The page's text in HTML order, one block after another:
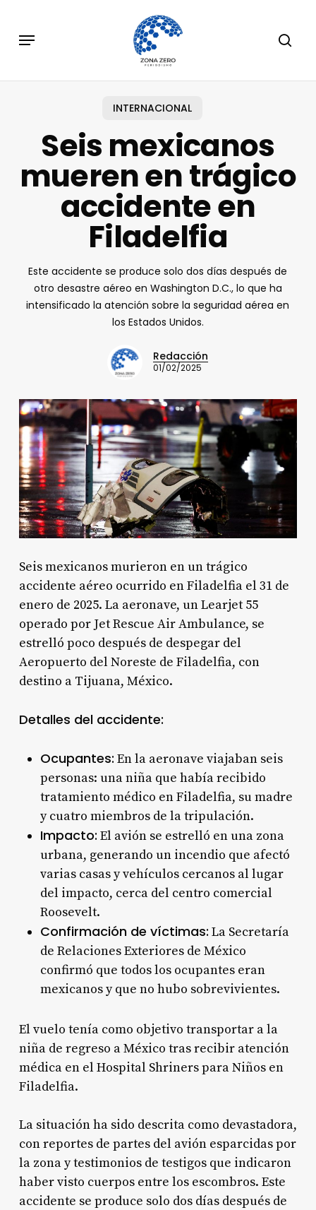
main
Menu
INTERNACIONAL
Seis mexicanos
mueren en trágico
accidente en
Filadelfia
Este accidente se produce solo dos días después de
otro desastre aéreo en Washington D.C., lo que ha
intensificado la atención sobre la seguridad aérea en
los Estados Unidos.
Redacción
01/02/2025
Seis mexicanos murieron en un trágico
accidente aéreo ocurrido en Filadelfia el 31 de
enero de 2025. La aeronave, un Learjet 55
operado por Jet Rescue Air Ambulance, se
estrelló poco después de despegar del
Aeropuerto del Noreste de Filadelfia, con
destino a Tijuana, México.
Detalles del accidente:
Ocupantes: En la aeronave viajaban seis
personas: una niña que había recibido
tratamiento médico en Filadelfia, su madre
y cuatro miembros de la tripulación.
Impacto: El avión se estrelló en una zona
urbana, generando un incendio que afectó
varias casas y vehículos cercanos al lugar
del impacto, cerca del centro comercial
Roosevelt.
Confirmación de víctimas: La Secretaría
de Relaciones Exteriores de México
confirmó que todos los ocupantes eran
mexicanos y que no hubo sobrevivientes.
El vuelo tenía como objetivo transportar a la
niña de regreso a México tras recibir atención
médica en el Hospital Shriners para Niños en
Filadelfia.
La situación ha sido descrita como devastadora,
con reportes de partes del avión esparcidas por
la zona y testimonios de testigos que indicaron
haber visto cuerpos entre los escombros. Este
accidente se produce solo dos días después de